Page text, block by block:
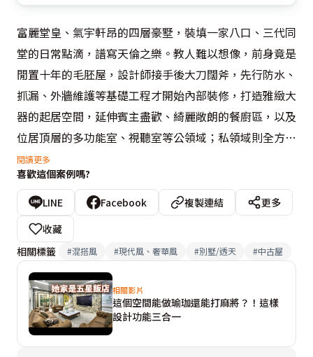
富麗堂皇、氣宇軒昂的四層豪墅，裝填一家八口、三代同
堂的日常點滴，譜寫天倫之樂。教人難以想像，前身竟是
閒置十年的毛胚屋，設計師接手後大刀闊斧，先行防水、
抓漏、外牆維護等基礎工程才開始內部裝修，打造雅緻大
器的起居空間，延伸賓主盡歡、綺麗敞朗的餐廚區，以及
位居頂層的多功能室、視聽室等公領域；私領域則全方位
滿足居住者喜好，廣納完善機能，促成眼前獨樹一格且融
會古典、現代、奢華精髓的絕美恢弘宅第。
作為成功企業家，屋主人脈廣闊，常有宴客需求，故冀盼
一樓公區能夠彰顯氣派、華麗的迎賓氛圍，連客廁都依循
飯店規格擘劃。玄關進門處即利用結合鍍鈦金屬、大理石
和鋼琴烤漆等異材質混搭而成的端景牆及大理石拼花地坪
創造視覺焦點；客廳電視主牆亦巧妙取材透光大理石築
砌，即便不看電視，結晶立面仍兀自綻放絢彩光暈，宛若
藝術品般的存在。尺度廣袤的餐廚區縝密細分餐桌、輕
閱讀更多
喜歡這個案例嗎?
LINE Facebook 複製連結
更多
收藏
相關標籤
#混搭風 #現代風、奢華風 #別墅/透天 #中古屋
相關影片
這個空間能做瑜珈還能打麻將？！這樣
設計功能三合一